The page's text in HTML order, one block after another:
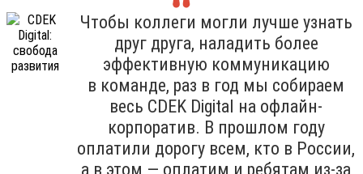
Чтобы коллеги могли лучше узнать
друг друга, наладить более
эффективную коммуникацию
в команде, раз в год мы собираем
весь CDEK Digital на офлайн-
корпоратив. В прошлом году
оплатили дорогу всем, кто в России,
а в этом — оплатим и ребятам из-за